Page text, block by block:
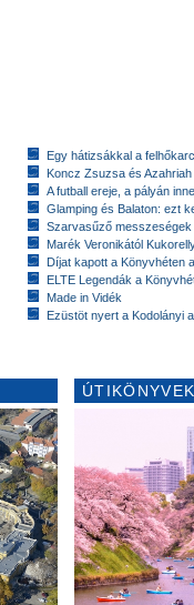
Egy hátizsákkal a
Koncz Zsuzsa és
A futball ereje, a pályán
Glamping és Balaton: ezt
Szarvasűző messzeségek
Marék Veronikától
Díjat kapott a Könyvhéten
ELTE Legendák a
Made in Vidék
Ezüstöt nyert a Kodolányi